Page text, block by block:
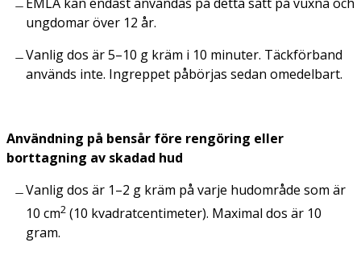
ungdomar över 12 år.
Vanlig dos är 5–10 g kräm i 10 minuter. Täckförband
används inte. Ingreppet påbörjas sedan omedelbart.
Användning på bensår före rengöring eller
borttagning av skadad hud
Vanlig dos är 1–2 g kräm på varje hudområde som är
10 cm2 (10 kvadratcentimeter). Maximal dos är 10
gram.